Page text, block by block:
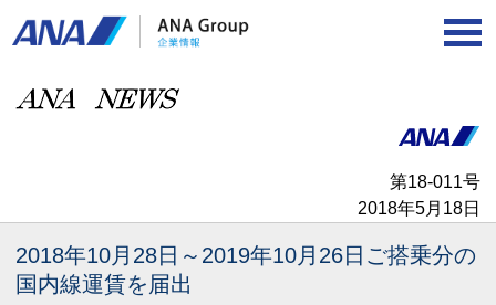
第18-011号
2018年5月18日
2018年10月28日～2019年10月26日ご搭乗分の
国内線運賃を届出